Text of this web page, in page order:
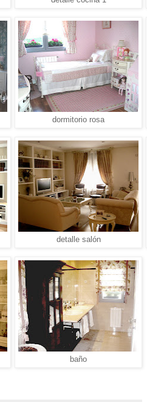
dormitorio rosa
detalle salón
baño